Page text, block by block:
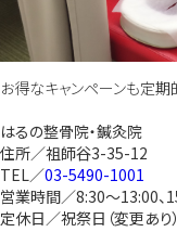
お得なキャンペーンも定期
はるの整骨院・鍼灸院
住所／祖師谷3-35-12
TEL／03-5490-1001
営業時間／8:30～13:00、
定休日／祝祭日（変更あり）